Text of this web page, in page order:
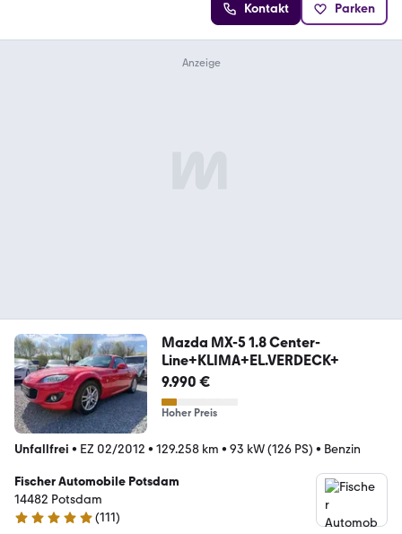
Kontakt Parken
Mazda MX-5 1.8 Center-
Line+KLIMA+EL.VERDECK+
9.990 €
Hoher Preis
Unfallfrei • EZ 02/2012 • 129.258 km • 93 kW (126 PS) • Benzin
Fischer Automobile Potsdam
14482 Potsdam
5 Sterne
(111)